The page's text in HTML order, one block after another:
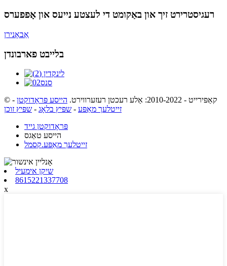
רעגיסטרירט זיך און באַקומט די לעצטע נייעס און אָפפערס
אַבאָנירן
בלייבט פארבונדן
© קאַפּירייט - 2010-2022: אַלע רעכטן רעזערווירט. הייסע פּראָדוקטן -
זייטלעך מאַפּע - שפּיץ בלאָג - שפּיץ זוכן
פּראָדוקטן גייד
הייסע טאַגס
זייטלעך מאַפּע.קסמל
שיקן אימעיל
8615221337708
x